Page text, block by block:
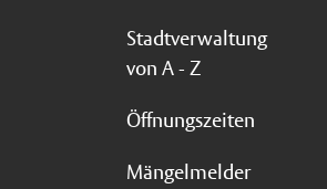
Stadtverwaltung
von A - Z
Öffnungszeiten
Mängelmelder